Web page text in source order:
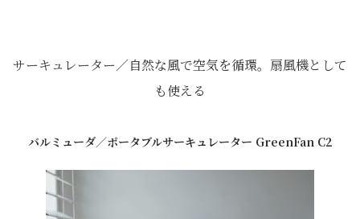
サーキュレーター／自然な風で空気を循環。扇風機として
も使える
バルミューダ／ポータブルサーキュレーター GreenFan C2